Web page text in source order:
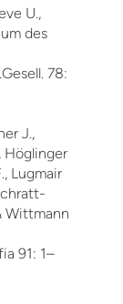
U.,
des
78:
J.,
Höglinger
Lugmair
Wittmann
91: 1–